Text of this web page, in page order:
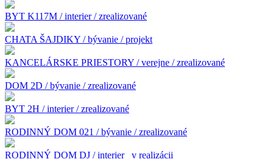
BYT K117M / interier / zrealizované
CHATA ŠAJDIKY / bývanie / projekt
KANCELÁRSKE PRIESTORY / verejne / zrealizované
DOM 2D / bývanie / zrealizované
BYT 2H / interier / zrealizované
RODINNÝ DOM 021 / bývanie / zrealizované
RODINNÝ DOM DJ / interier v realizácii